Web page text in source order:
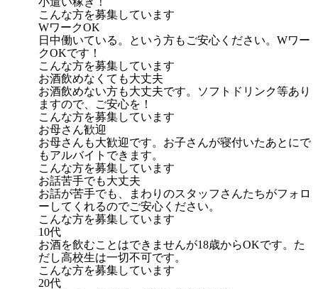
こんな方を募集しています
WワークOK
日中働いている。という方もご安心ください。Wワー
クOKです！
こんな方を募集しています
お酒飲めなくても大丈夫
お酒飲めない方も大丈夫です。ソフトドリンク等あり
ますので、ご安心を！
こんな方を募集しています
お母さん歓迎
お母さんも大歓迎です。お子さんが寝付いたあとにで
もアルバイトできます。
こんな方を募集しています
お話苦手でも大丈夫
お話が苦手でも、まわりのスタッフさんたちがフォロ
ーしてくれるのでご安心ください。
こんな方を募集しています
10代
お酒を飲むことはできませんが18歳からOKです。た
だし高校生は一切不可です。
こんな方を募集しています
20代